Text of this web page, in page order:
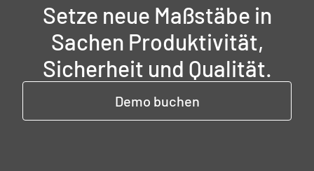
Setze neue Maßstäbe in
Sachen Produktivität,
Sicherheit und Qualität.
Demo buchen